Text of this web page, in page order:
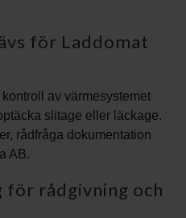
för Laddomat
av värmesystemet
slitage eller läckage.
rådfråga dokumentation
AB.
för rådgivning och